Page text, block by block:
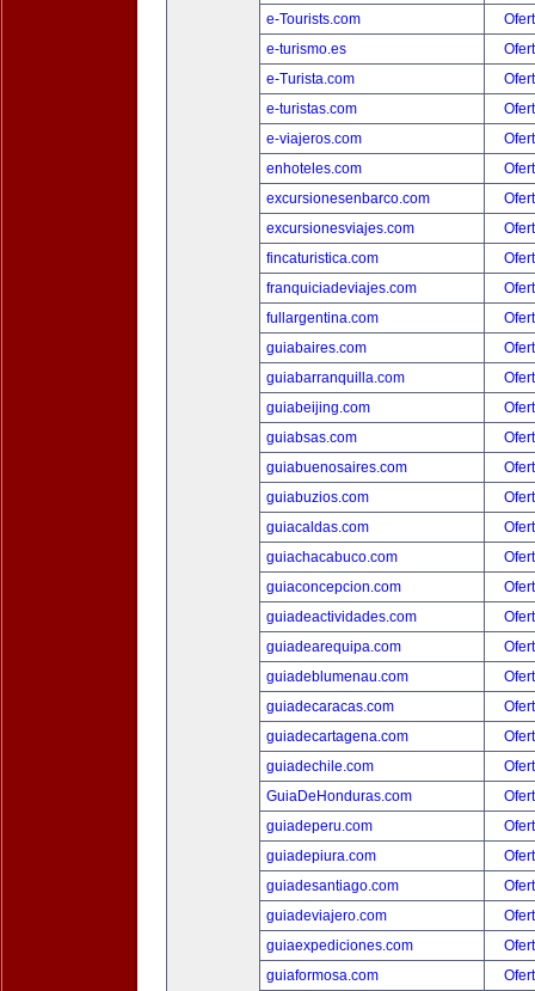
e-Tourists.com
e-turismo.es
e-Turista.com
e-turistas.com
e-viajeros.com
enhoteles.com
excursionesenbarco.com
excursionesviajes.com
fincaturistica.com
franquiciadeviajes.com
fullargentina.com
guiabaires.com
guiabarranquilla.com
guiabeijing.com
guiabsas.com
guiabuenosaires.com
guiabuzios.com
guiacaldas.com
guiachacabuco.com
guiaconcepcion.com
guiadeactividades.com
guiadearequipa.com
guiadeblumenau.com
guiadecaracas.com
guiadecartagena.com
guiadechile.com
GuiaDeHonduras.com
guiadeperu.com
guiadepiura.com
guiadesantiago.com
guiadeviajero.com
guiaexpediciones.com
guiaformosa.com